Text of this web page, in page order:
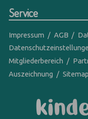
Service
Impressum AGB
Mitgliederbereich
Auszeichnung
Sitemap